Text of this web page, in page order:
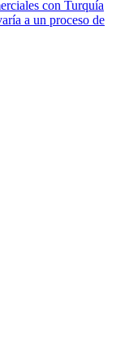
con Turquía
a un proceso de